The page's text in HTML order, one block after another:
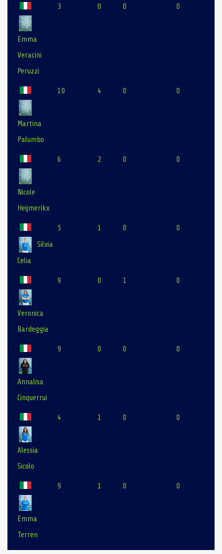
Emma
Veracini
Peruzzi
3 0 0 0
Martina
Palumbo
10 4 0 0
Nicole
Heijmerikx
6 2 0 0
Silvia
Celia
5 1 0 0
Veronica
Bardeggia
9 0 1 0
Annalisa
Cinquerrui
9 0 0 0
Alessia
Sicolo
4 1 0 0
Emma
Terren
9 1 0 0